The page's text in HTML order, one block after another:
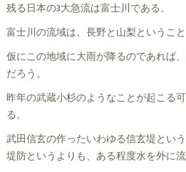
残る日本の3大急流は富士川である。
富士川の流域は、長野と山梨というこ
仮にこの地域に大雨が降るのであれば
だろう。
昨年の武蔵小杉のようなことが起こる
る。
武田信玄の作ったいわゆる信玄堤とい
堤防というよりも、ある程度水を外に